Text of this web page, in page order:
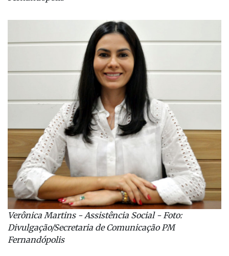
Verônica Martins - Assistência Social - Foto:
Divulgação/Secretaria de Comunicação PM
Fernandópolis